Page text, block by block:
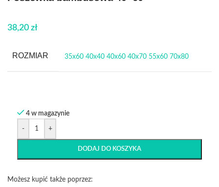
38,20 zł
ROZMIAR 35x60 40x40 40x60 40x70 55x60 70x80
4 w magazynie
- +
DODAJ DO KOSZYKA
Możesz kupić także poprzez: